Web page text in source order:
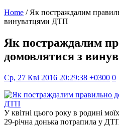
Home / Як постраждалим
винуватцями ДТП
Як постраждалим
домовлятися з
Ср, 27 Кві 2016 20:29:38 +0300 0
У квітні цього року в родині
29-річна донька потрапила у